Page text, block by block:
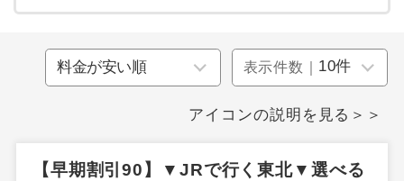
表示件数｜
アイコンの説明を見る＞＞
【早期割引90】▼JRで行く東北▼選べる